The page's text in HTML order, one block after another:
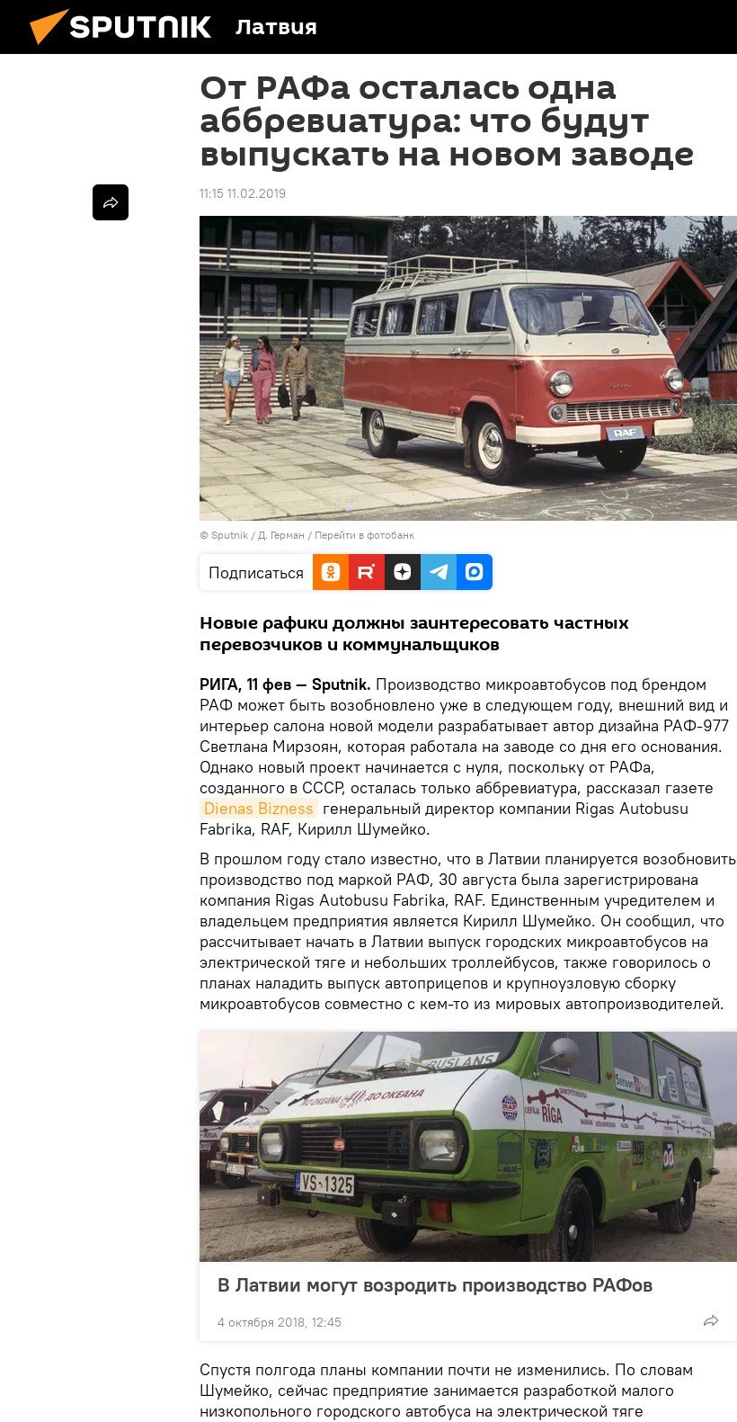
Латвия
От РАФа осталась одна
аббревиатура: что будут
выпускать на новом заводе
11:15 11.02.2019
© Sputnik / Д. Герман / Перейти в фотобанк
Подписаться
Новые рафики должны заинтересовать частных
перевозчиков и коммунальщиков
РИГА, 11 фев — Sputnik. Производство микроавтобусов под брендом
РАФ может быть возобновлено уже в следующем году, внешний вид и
интерьер салона новой модели разрабатывает автор дизайна РАФ-977
Светлана Мирзоян, которая работала на заводе со дня его основания.
Однако новый проект начинается с нуля, поскольку от РАФа,
созданного в СССР, осталась только аббревиатура, рассказал газете
Dienas Bizness генеральный директор компании Rigas Autobusu
Fabrika, RAF, Кирилл Шумейко.
В прошлом году стало известно, что в Латвии планируется возобновить
производство под маркой РАФ, 30 августа была зарегистрирована
компания Rigas Autobusu Fabrika, RAF. Единственным учредителем и
владельцем предприятия является Кирилл Шумейко. Он сообщил, что
рассчитывает начать в Латвии выпуск городских микроавтобусов на
электрической тяге и небольших троллейбусов, также говорилось о
планах наладить выпуск автоприцепов и крупноузловую сборку
микроавтобусов совместно с кем-то из мировых автопроизводителей.
В Латвии могут возродить производство РАФов
4 октября 2018, 12:45
Спустя полгода планы компании почти не изменились. По словам
Шумейко, сейчас предприятие занимается разработкой малого
низкопольного городского автобуса на электрической тяге